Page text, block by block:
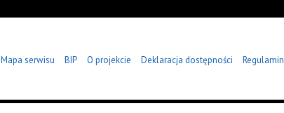
Mapa serwisu BIP O projekcie Deklaracja dostępności Regulamin